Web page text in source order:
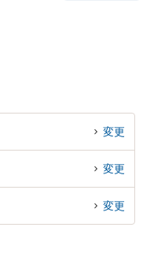
変更
変更
変更